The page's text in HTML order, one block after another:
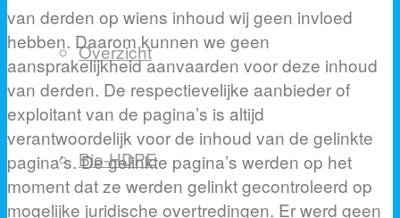
Overzicht
Bio-HDPE
van derden op wiens inhoud wij geen invloed
hebben. Daarom kunnen we geen
aansprakelijkheid aanvaarden voor deze inhoud
van derden. De respectievelijke aanbieder of
exploitant van de pagina’s is altijd
verantwoordelijk voor de inhoud van de gelinkte
pagina’s. De gelinkte pagina’s werden op het
moment dat ze werden gelinkt gecontroleerd op
mogelijke juridische overtredingen. Er werd geen